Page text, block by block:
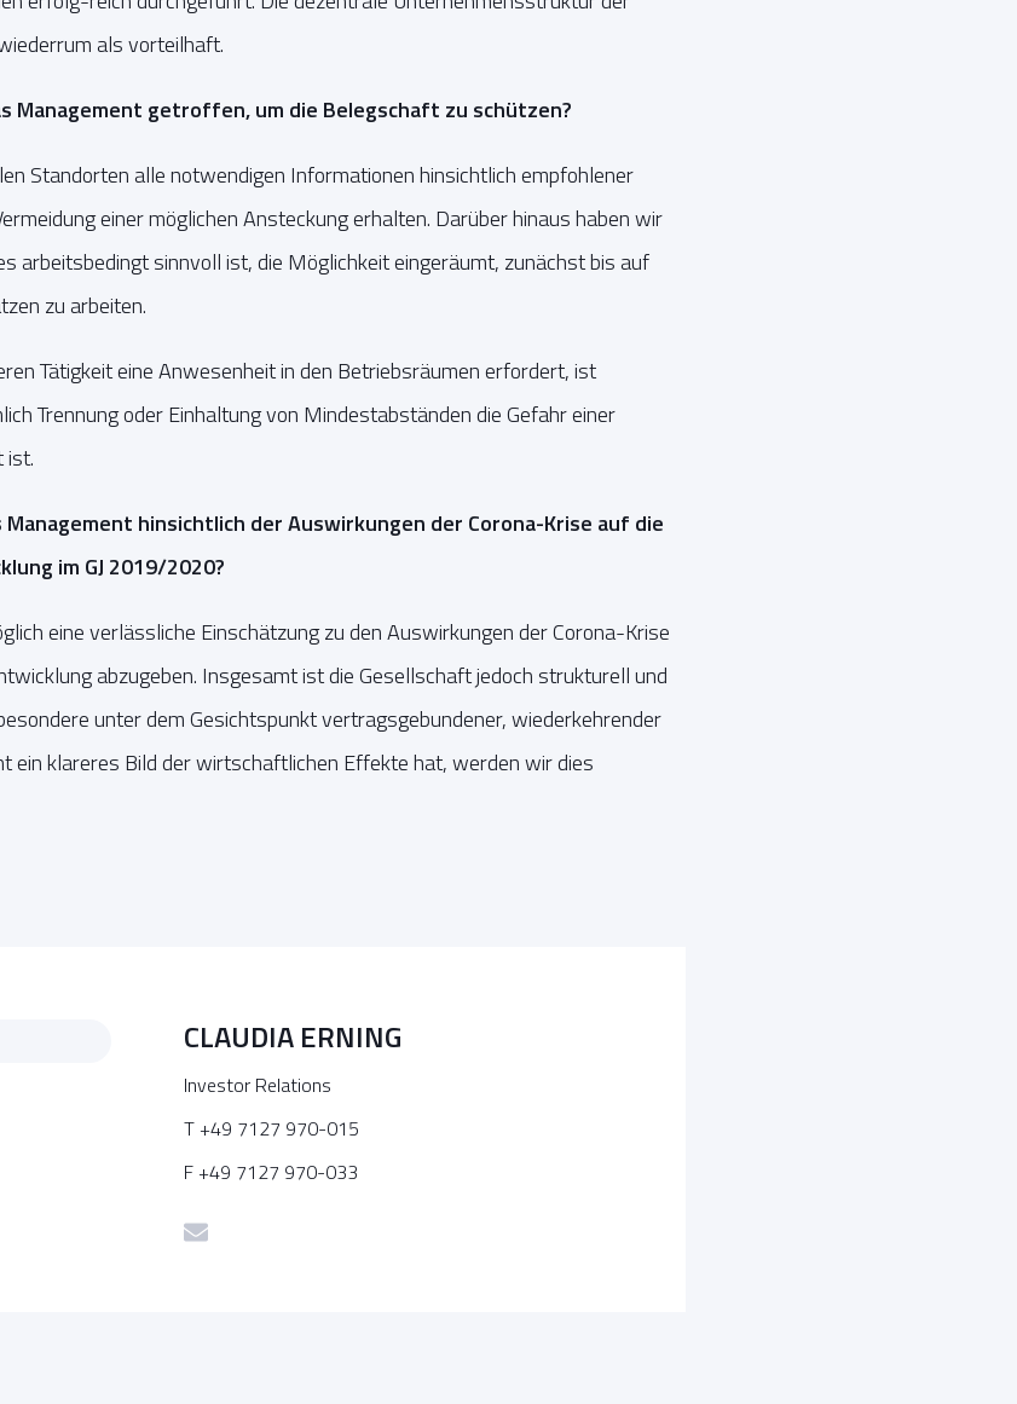
als vorteilhaft.
Management getroffen, um die Belegschaft zu schützen?
Standorten alle notwendigen Informationen hinsichtlich empfohlener
einer möglichen Ansteckung erhalten. Darüber hinaus haben wir
arbeitsbedingt sinnvoll ist, die Möglichkeit eingeräumt, zunächst bis auf
zu arbeiten.
Tätigkeit eine Anwesenheit in den Betriebsräumen erfordert, ist
Trennung oder Einhaltung von Mindestabständen die Gefahr einer
ist.
hinsichtlich der Auswirkungen der Corona-Krise auf die
im GJ 2019/2020?
eine verlässliche Einschätzung zu den Auswirkungen der Corona-Krise
abzugeben. Insgesamt ist die Gesellschaft jedoch strukturell und
unter dem Gesichtspunkt vertragsgebundener, wiederkehrender
ein klareres Bild der wirtschaftlichen Effekte hat, werden wir dies
CLAUDIA ERNING
Investor Relations
T +49 7127 970-015
F +49 7127 970-033